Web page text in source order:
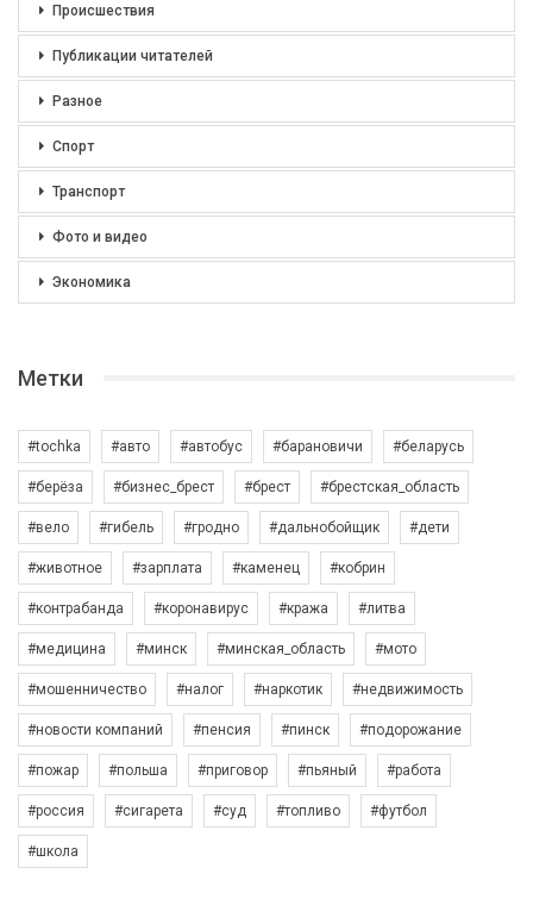
Происшествия
Публикации читателей
Разное
Спорт
Транспорт
Фото и видео
Экономика
Метки
#tochka #авто #автобус #барановичи #беларусь
#берёза #бизнес_брест #брест #брестская_область
#вело #гибель #гродно #дальнобойщик #дети
#животное #зарплата #каменец #кобрин
#контрабанда #коронавирус #кража #литва
#медицина #минск #минская_область #мото
#мошенничество #налог #наркотик #недвижимость
#новости компаний #пенсия #пинск #подорожание
#пожар #польша #приговор #пьяный #работа
#россия #сигарета #суд #топливо #футбол
#школа